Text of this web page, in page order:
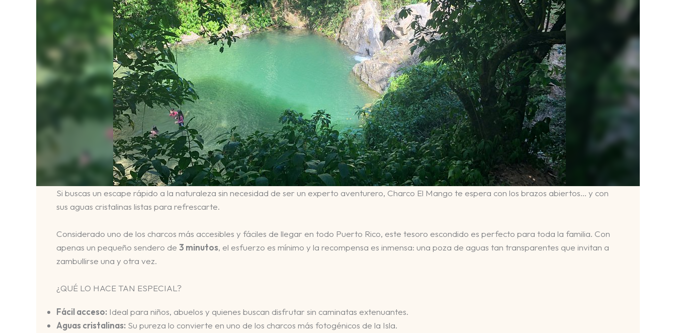
Si buscas un escape rápido a la naturaleza sin necesidad de ser un experto aventurero, Charco El Mango te espera con los brazos abiertos… y con
sus aguas cristalinas listas para refrescarte.
Considerado uno de los charcos más accesibles y fáciles de llegar en todo Puerto Rico, este tesoro escondido es perfecto para toda la familia. Con
apenas un pequeño sendero de 3 minutos, el esfuerzo es mínimo y la recompensa es inmensa: una poza de aguas tan transparentes que invitan a
zambullirse una y otra vez.
¿QUÉ LO HACE TAN ESPECIAL?
Fácil acceso: Ideal para niños, abuelos y quienes buscan disfrutar sin caminatas extenuantes.
Aguas cristalinas: Su pureza lo convierte en uno de los charcos más fotogénicos de la Isla.